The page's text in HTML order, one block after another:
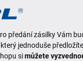
předání zásilky Vám
jednoduše
simůžete